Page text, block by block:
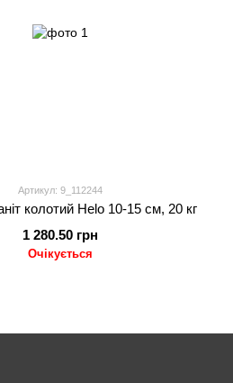
Артикул: 9_112244
колотий Helo 10-15 см, 20 кг
1 280.50 грн
Очікується